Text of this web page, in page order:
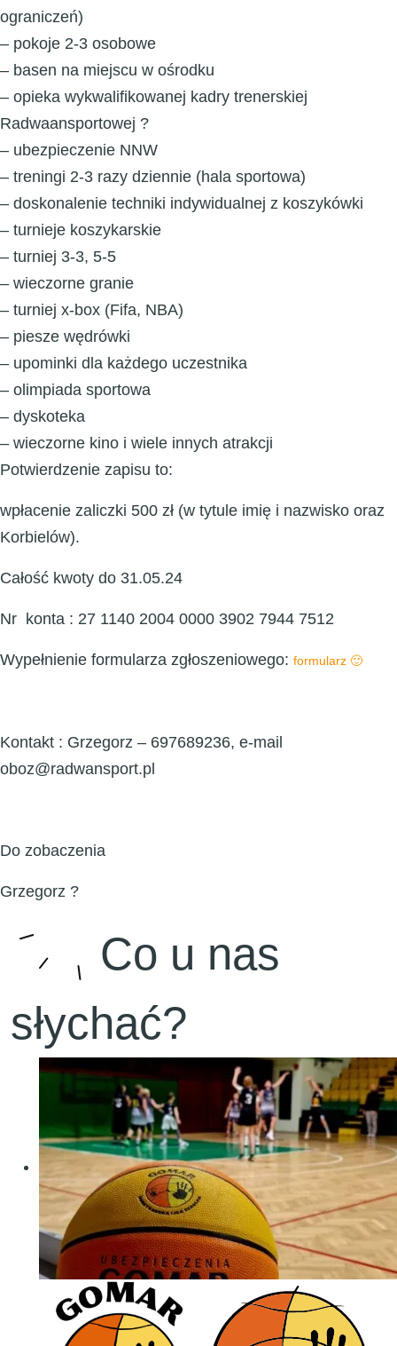
ograniczeń)
– pokoje 2-3 osobowe
– basen na miejscu w ośrodku
– opieka wykwalifikowanej kadry trenerskiej
Radwaansportowej ?
– ubezpieczenie NNW
– treningi 2-3 razy dziennie (hala sportowa)
– doskonalenie techniki indywidualnej z koszykówki
– turnieje koszykarskie
– turniej 3-3, 5-5
– wieczorne granie
– turniej x-box (Fifa, NBA)
– piesze wędrówki
– upominki dla każdego uczestnika
– olimpiada sportowa
– dyskoteka
– wieczorne kino i wiele innych atrakcji
Potwierdzenie zapisu to:
wpłacenie zaliczki 500 zł (w tytule imię i nazwisko oraz
Korbielów).
Całość kwoty do 31.05.24
Nr konta : 27 1140 2004 0000 3902 7944 7512
Wypełnienie formularza zgłoszeniowego: formularz 🙂
Kontakt : Grzegorz – 697689236, e-mail
oboz@radwansport.pl
Do zobaczenia
Grzegorz ?
Co u nas
słychać?